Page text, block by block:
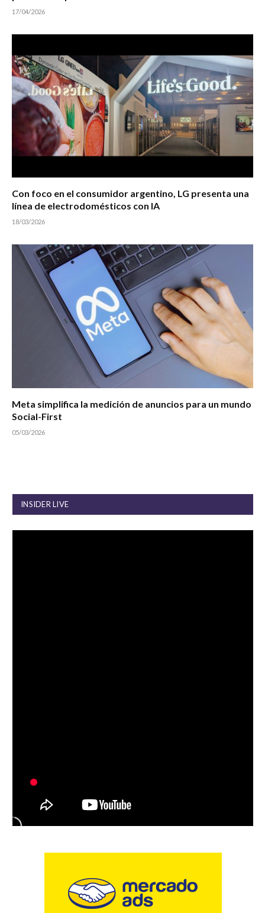
17/04/2026
Con foco en el consumidor argentino, LG presenta una
línea de electrodomésticos con IA
18/03/2026
Meta simplifica la medición de anuncios para un mundo
Social-First
05/03/2026
INSIDER LIVE